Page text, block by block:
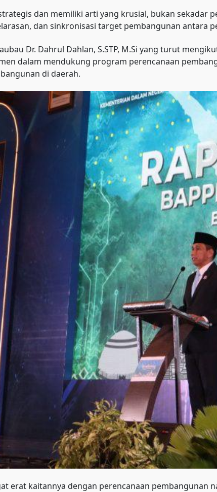
dan memiliki arti yang krusial, bukan
dan sinkronisasi target pembangunan antara
Dr. Dahrul Dahlan, S.STP, M.Si yang turut
dalam mendukung program perencanaan
di daerah.
erat kaitannya dengan perencanaan pembangunan